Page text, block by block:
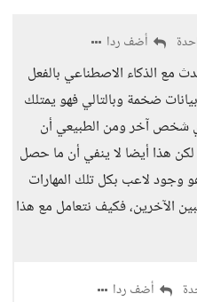
أضف ردا
مع الذكاء الاصطناعي بالفعل
ضخمة وبالتالي فهو يمتلك
شخص آخر ومن الطبيعي أن
هذا أيضا لا ينفي أن ما حصل
وجود لاعب بكل تلك المهارات
الآخرين، فكيف نتعامل مع هذا
أضف ردا